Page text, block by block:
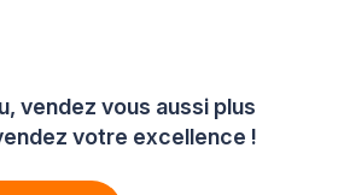
vendez vous aussi plus
votre excellence !